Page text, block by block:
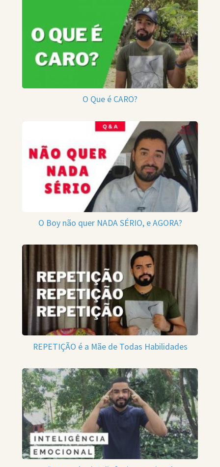
O Que é CARO?
O Boy não quer NADA SÉRIO, e AGORA?
REPETIÇÃO é a Mãe de Todas Habilidades